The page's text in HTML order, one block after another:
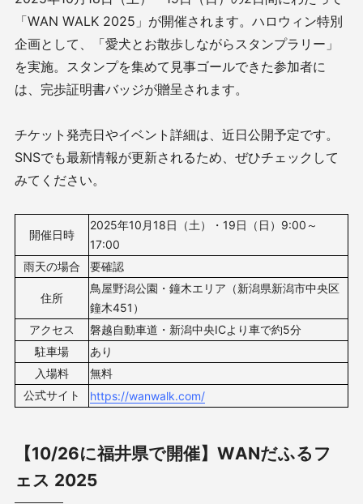
「WAN WALK 2025」が開催されます。ハロウィン特別
企画として、「愛犬とお散歩しながらスタンプラリー」
を実施。スタンプを集めて見事ゴールできた参加者に
は、完歩証明書バッジが贈呈されます。
チケット発売日やイベント詳細は、近日公開予定です。
SNSでも最新情報が更新されるため、ぜひチェックして
みてください。
開催日時
2025年10月18日（土）・19日（日）9:00～
17:00
雨天の場合
要確認
住所
鳥屋野潟公園・鐘木エリア（新潟県新潟市中央区
鐘木451）
アクセス
磐越自動車道・新潟中央ICより車で約5分
駐車場
あり
入場料
無料
公式サイト
https://wanwalk.com/
【10/26に福井県で開催】WANだふるフ
ェス 2025